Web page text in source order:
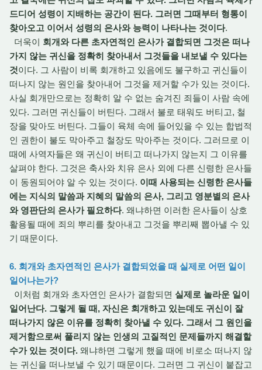
드디어 성령이 지배하는 공간이 된다. 그러면 그때부터 형통이
찾아오고 이어서 성령의 은사와 능력이 나타나는 것이다.
더욱이 회개와 다른 초자연적인 은사가 결합되면 그것은 떠나
가지 않는 귀신을 정확히 찾아내서 그것들을 내보낼 수 있다는
것이다. 그 사람이 비록 회개하고 있음에도 불구하고 귀신들이
떠나지 않는 원인을 찾아내어 그것을 제거할 수가 있는 것이다.
사실 회개만으로는 정확히 알 수 없는 숨겨진 죄들이 사람 속에
있다. 그러면 귀신들이 버틴다. 그래서 불로 태워도 버티고, 철
장을 맞아도 버틴다. 그들이 육체 속에 들어있을 수 있는 합법적
인 권한이 불도 막아주고 철장도 막아주는 것이다. 그러므로 이
때에 사역자들은 왜 귀신이 버티고 떠나가지 않는지 그 이유를
살펴야 한다. 그것은 축사와 치유 은사 외에 다른 신령한 은사들
이 동원되어야 알 수 있는 것이다. 이때 사용되는 신령한 은사들
에는 지식의 말씀과 지혜의 말씀의 은사, 그리고 영분별의 은사
와 영판단의 은사가 필요하다. 왜냐하면 이러한 은사들이 상호
활용될 때에 죄의 뿌리를 찾아내고 그것을 뿌리째 뽑아낼 수 있
기 때문이다.
6. 회개와 초자연적인 은사가 결합되었을 때 실제로 어떤 일이
일어나는가?
이처럼 회개와 초자연인 은사가 결함되면 실제로 놀라운 일이
일어난다. 그렇게 될 때, 자신은 회개하고 있는데도 귀신이 잘
떠나가지 않은 이유를 정확히 찾아낼 수 있다. 그래서 그 원인을
제거함으로써 풀리지 않는 인생의 고질적인 문제들까지 해결할
수가 있는 것이다. 왜냐하면 그렇게 했을 때에 비로소 떠나지 않
는 귀신을 떠나보낼 수 있기 때문이다. 그러면 그 귀신이 붙잡고